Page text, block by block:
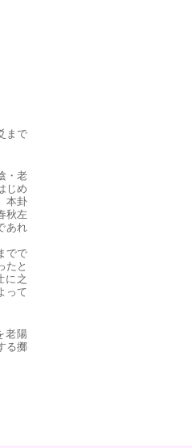
まで
・老
じめ
本卦
秋左
あれ
でで
たと
に之
って
老陽
る擲